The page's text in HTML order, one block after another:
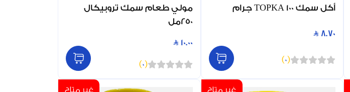
أكل سمك TOPKA 100 جرام
8.70
(
0
)
مولي طعام سمك تروبيكال
250مل
10.00
(
0
)
غير متاح غير متاح